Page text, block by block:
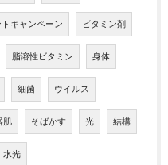
キャンペーン ビタミン剤
脂溶性ビタミン 身体
細菌 ウイルス
肌 そばかす 光 結構
水光